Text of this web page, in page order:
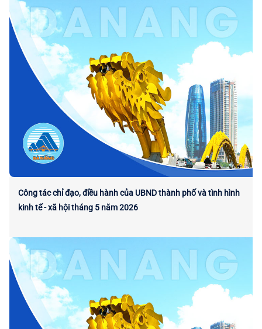
Công tác chỉ đạo, điều hành của UBND thành phố và tình hình
kinh tế - xã hội tháng 5 năm 2026